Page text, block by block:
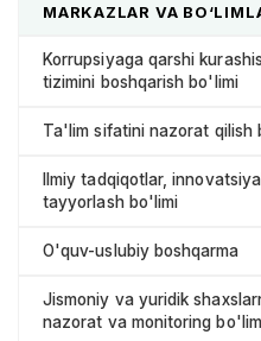
MARKAZLAR VA
Korrupsiyaga qarshi
tizimini boshqarish bo'limi
Ta'lim sifatini nazorat qilish
Ilmiy tadqiqotlar,
tayyorlash bo'limi
O'quv-uslubiy boshqarma
Jismoniy va yuridik
nazorat va monitoring